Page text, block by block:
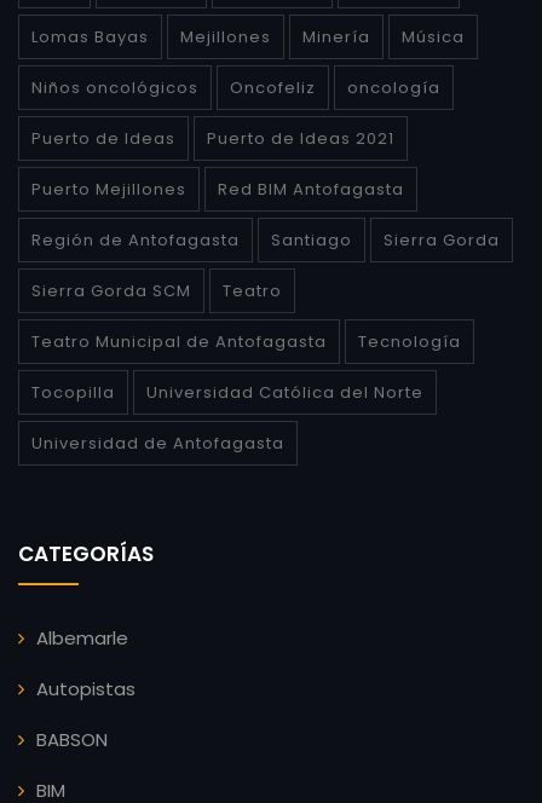
Lomas Bayas Mejillones Minería Música
Niños oncológicos Oncofeliz oncología
Puerto de Ideas Puerto de Ideas 2021
Puerto Mejillones Red BIM Antofagasta
Región de Antofagasta Santiago Sierra Gorda
Sierra Gorda SCM Teatro
Teatro Municipal de Antofagasta Tecnología
Tocopilla Universidad Católica del Norte
Universidad de Antofagasta
CATEGORÍAS
Albemarle
Autopistas
BABSON
BIM